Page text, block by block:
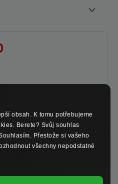
obsah. K tomu potřebujeme
Berete? Svůj souhlas
Přestože si vašeho
všechny nepodstatné
sítích a nenechte si ujít
nabídky.